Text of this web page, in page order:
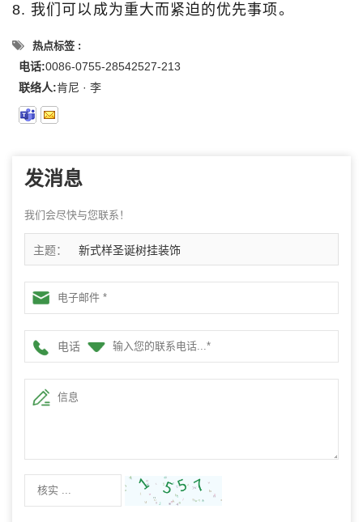
8. 我们可以成为重大而紧迫的优先事项。
热点标签 :
电话:0086-0755-28542527-213
联络人:肯尼 · 李
发消息
我们会尽快与您联系！
主题： 新式样圣诞树挂装饰
电话